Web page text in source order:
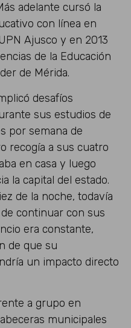
adelante cursó la
con línea en
Ajusco y en 2013
de la Educación
de Mérida.
desafíos
sus estudios de
por semana de
recogía a sus cuatro
en casa y luego
la capital del estado.
de la noche, todavía
continuar con sus
era constante,
de que su
un impacto directo
a grupo en
municipales